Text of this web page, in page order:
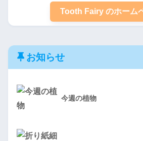
Tooth Fairy のホーム
お知らせ
今週の植物